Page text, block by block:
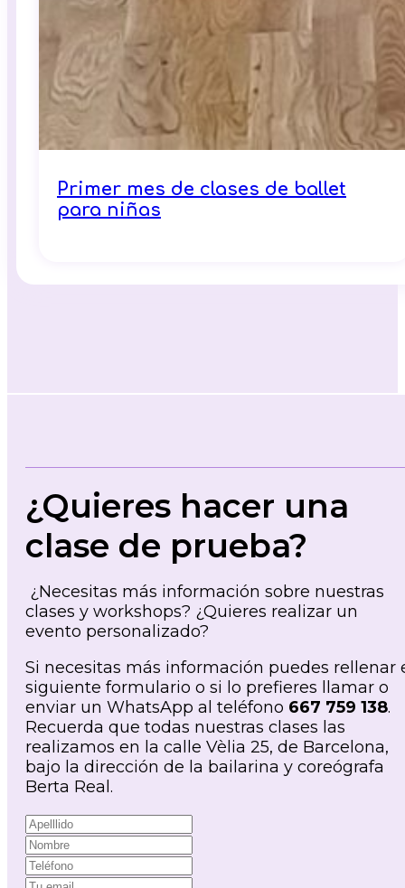
Primer mes de clases de ballet
para niñas
¿Quieres hacer una
clase de prueba?
¿Necesitas más información sobre nuestras
clases y workshops? ¿Quieres realizar un
evento personalizado?
Si necesitas más información puedes rellenar
siguiente formulario o si lo prefieres llamar o
enviar un WhatsApp al teléfono 667 759 138.
Recuerda que todas nuestras clases las
realizamos en la calle Vèlia 25, de Barcelona,
bajo la dirección de la bailarina y coreógrafa
Berta Real.